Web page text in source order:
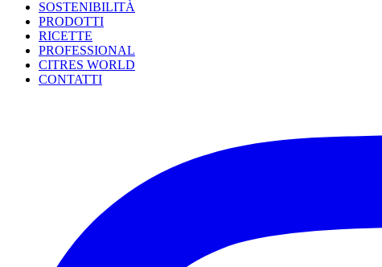
SOSTENIBILITÀ
PRODOTTI
RICETTE
PROFESSIONAL
CITRES WORLD
CONTATTI